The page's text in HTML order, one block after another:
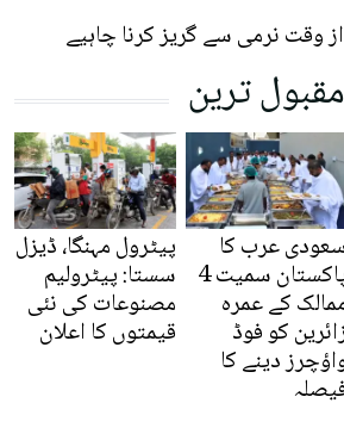
وقت نرمی سے گریز کرنا چاہیے
مقبول ترین
عرب کا
پاکستان سمیت 4
کے عمرہ
کو فوڈ
دینے کا
پیٹرول مہنگا، ڈیزل
سستا: پیٹرولیم
مصنوعات کی نئی
قیمتوں کا اعلان